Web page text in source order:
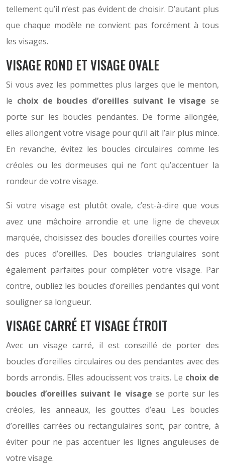
tellement qu’il n’est pas évident de choisir. D’autant plus
que chaque modèle ne convient pas forcément à tous
les visages.
VISAGE ROND ET VISAGE OVALE
Si vous avez les pommettes plus larges que le menton,
le choix de boucles d’oreilles suivant le visage se
porte sur les boucles pendantes. De forme allongée,
elles allongent votre visage pour qu’il ait l’air plus mince.
En revanche, évitez les boucles circulaires comme les
créoles ou les dormeuses qui ne font qu’accentuer la
rondeur de votre visage.
Si votre visage est plutôt ovale, c’est-à-dire que vous
avez une mâchoire arrondie et une ligne de cheveux
marquée, choisissez des boucles d’oreilles courtes voire
des puces d’oreilles. Des boucles triangulaires sont
également parfaites pour compléter votre visage. Par
contre, oubliez les boucles d’oreilles pendantes qui vont
souligner sa longueur.
VISAGE CARRÉ ET VISAGE ÉTROIT
Avec un visage carré, il est conseillé de porter des
boucles d’oreilles circulaires ou des pendantes avec des
bords arrondis. Elles adoucissent vos traits. Le choix de
boucles d’oreilles suivant le visage se porte sur les
créoles, les anneaux, les gouttes d’eau. Les boucles
d’oreilles carrées ou rectangulaires sont, par contre, à
éviter pour ne pas accentuer les lignes anguleuses de
votre visage.